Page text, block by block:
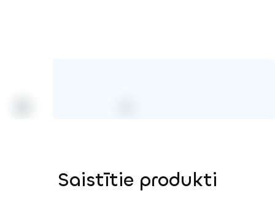
Saistītie produkti